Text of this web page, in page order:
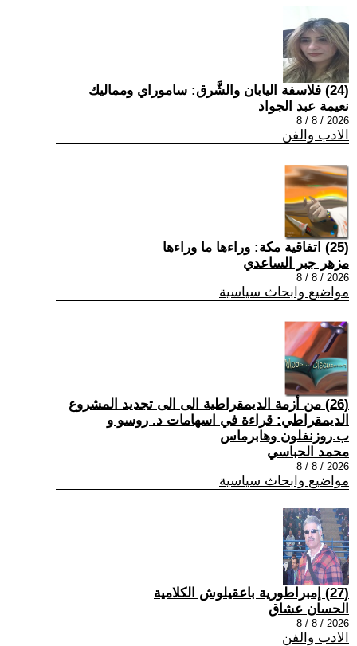
(24) فلاسفة اليابان والشَّرق: ساموراي ومماليك
نعيمة عبد الجواد
2026 / 8 / 8
الادب والفن
(25) اتفاقية مكة: وراءها ما وراءها
مزهر جبر الساعدي
2026 / 8 / 8
مواضيع وابحاث سياسية
(26) من أزمة الديمقراطية الى الى تجديد المشروع
الديمقراطي: قراءة في اسهامات د. روسو و
ب.روزنفلون وهابرماس
محمد الحباسي
2026 / 8 / 8
مواضيع وابحاث سياسية
(27) إمبراطورية باعقيلوش الكلامية
الحسان عشاق
2026 / 8 / 8
الادب والفن